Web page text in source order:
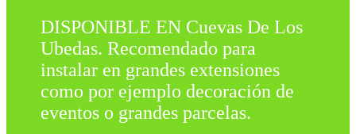
DISPONIBLE EN Cuevas De Los
Ubedas. Recomendado para
instalar en grandes extensiones
como por ejemplo decoración de
eventos o grandes parcelas.